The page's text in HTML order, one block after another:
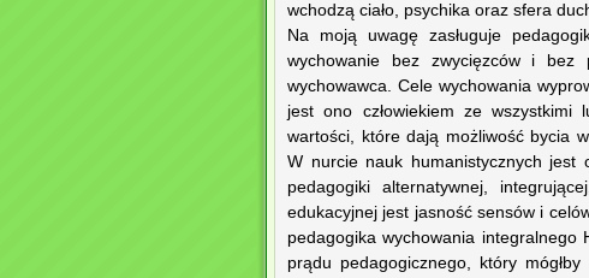
wchodzą ciało, psychika oraz sfera
Na moją uwagę zasługuje
wychowanie bez zwycięzców i bez
wychowawca. Cele wychowania
jest ono człowiekiem ze wszystkimi
wartości, które dają możliwość bycia
W nurcie nauk humanistycznych jest
pedagogiki alternatywnej,
edukacyjnej jest jasność sensów i
pedagogika wychowania integralnego
prądu pedagogicznego, który